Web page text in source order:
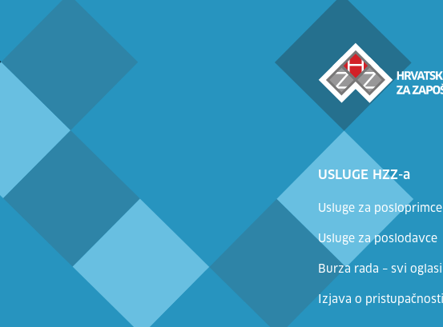
USLUGE HZZ-a
Usluge za posloprimce
Usluge za poslodavce
Burza rada – svi oglasi
Izjava o pristupačnosti